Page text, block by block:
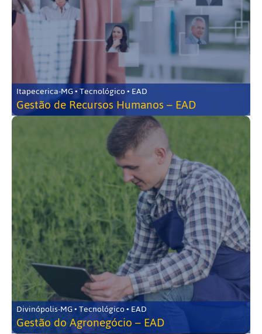
Itapecerica-MG • Tecnológico • EAD
Gestão de Recursos Humanos – EAD
Divinópolis-MG • Tecnológico • EAD
Gestão do Agronegócio – EAD